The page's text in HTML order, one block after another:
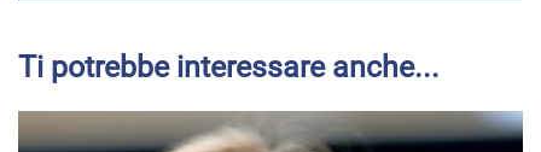
Ti potrebbe interessare anche...